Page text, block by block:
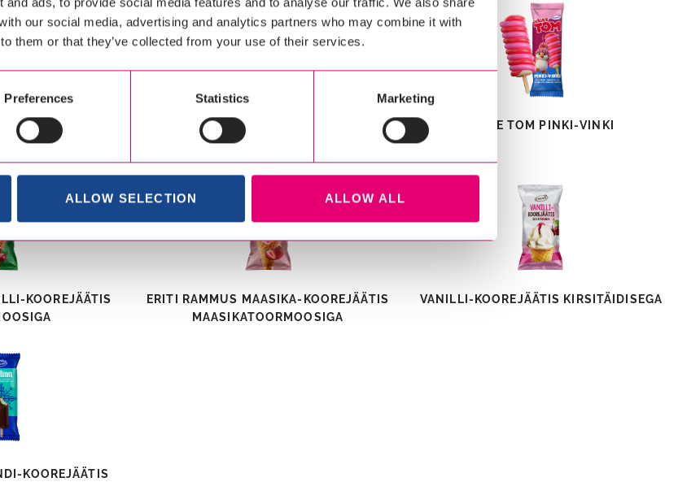
our social media, advertising and analytics partners who may combine it with
them or that they’ve collected from your use of their services.
Preferences Statistics Marketing
ALLOW SELECTION ALLOW ALL
MUSTSÕSTRA
VÄIKE TOM MANGO-KOOREJÄÄTIS
VAHVLITOPSIS
VÄIKE TOM PINKI-VINKI
KOOREJÄÄTIS
ERITI RAMMUS MAASIKA-KOOREJÄÄTIS
MAASIKATOORMOOSIGA
VANILLI-KOOREJÄÄTIS KIRSITÄIDISEGA
KOOREJÄÄTIS